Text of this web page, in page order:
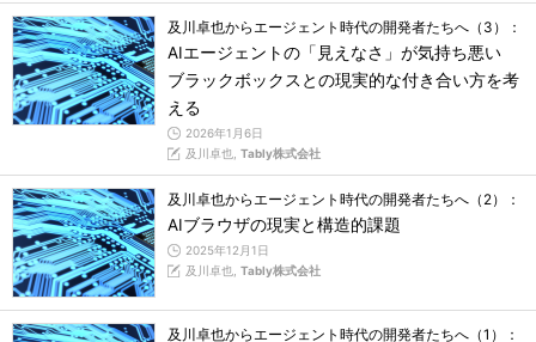
及川卓也からエージェント時代の開発者たちへ（3）：
AIエージェントの「見えなさ」が気持ち悪い
ブラックボックスとの現実的な付き合い方を考
える
2026年1月6日
及川卓也, Tably株式会社
及川卓也からエージェント時代の開発者たちへ（2）：
AIブラウザの現実と構造的課題
2025年12月1日
及川卓也, Tably株式会社
及川卓也からエージェント時代の開発者たちへ（1）：